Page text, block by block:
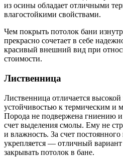
из осины обладает отличными
влагостойкими свойствами.
Чем покрыть потолок бани
прекрасно сочетает в себе
красивый внешний вид при
стоимости.
Лиственница
Лиственница отличается
устойчивостью к термическим и
Порода не подвержена гниению
счет выделения смолы. Ему не
и влажность. За счет постоянного
укрепляется — отличный вариант
закрывать потолок в бане.